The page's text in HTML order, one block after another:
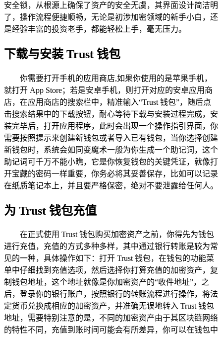
安全锁，从根源上确保了资产的安全无虞，其界面设计简洁明
了，操作流程便捷顺畅，无论是初涉加密领域的新手小白，还
是经验丰富的投资老手，都能轻松上手，毫无压力。
下载与安装 Trust 钱包
你需要打开手机的应用商店,如果你使用的是苹果手机，
就打开 App Store；若是安卓手机，则打开对应的安卓应用商
店，在应用商店的搜索栏中，精准输入“Trust 钱包”，随后点
击搜索结果中的下载按钮，耐心等待下载与安装过程完成，安
装完毕后，打开应用程序，此时会出现一个操作指引界面，你
需要按照提示来创建新钱包或者导入已有钱包，当你选择创建
新钱包时，系统会如同变魔术一般为你生成一个助记词，这个
助记词可千万不能小瞧，它是你恢复钱包的关键凭证，就像打
开宝藏的密码一样重要，你务必将其妥善保存，比如可以记录
在纸质笔记本上，并且要严格保密，绝对不要泄露给任何人。
为 Trust 钱包充值
在正式使用 Trust 钱包购买加密资产之前，你得先为钱包
进行充值，充值的方式多种多样，其中通过银行转账是较为常
见的一种，具体操作如下：打开 Trust 钱包，在钱包的功能菜
单中仔细找到充值选项，然后选择你打算充值的加密资产，复
制钱包地址，这个地址就像是你加密资产的“收件地址”，之
后，登录你的银行账户，按照银行的转账流程进行操作，将法
定货币兑换成相应的加密资产，并准确无误地转入 Trust 钱包
地址，需要特别注意的是，不同的加密资产由于其区块链网络
的特性不同，充值到账时间可能会有所差异，你可以在钱包中